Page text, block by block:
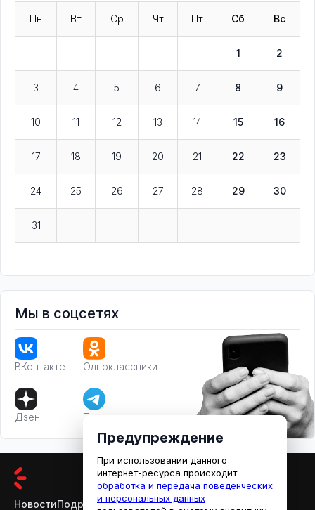
Пн Вт Ср Чт Пт Сб Вс
1 2
3 4 5 6 7 8 9
10 11 12 13 14 15 16
17 18 19 20 21 22 23
24 25 26 27 28 29 30
31
Мы в соцсетях
ВКонтакте Одноклассники
Дзен Телеграм
НовостиПодробностиАфишаКино
Предупреждение
При использовании данного
интернет-ресурса происходит
обработка и передача поведенческих
и персональных данных